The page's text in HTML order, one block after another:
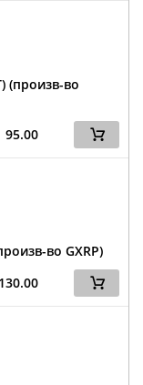
во
95.00
во GXRP)
130.00